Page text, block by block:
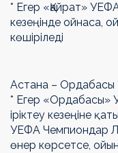
* Егер «Қайрат»
кезеңінде ойнаса,
көшіріледі
Астана – Ордабасы
* Егер «Ордабасы»
іріктеу кезеңіне
УЕФА Чемпиондар
өнер көрсетсе,